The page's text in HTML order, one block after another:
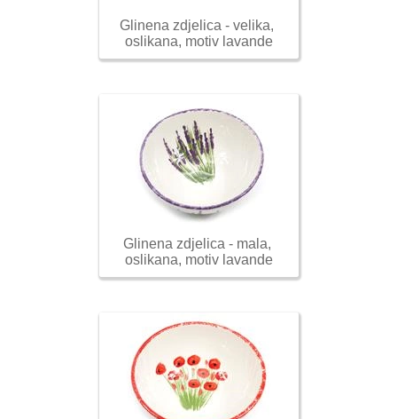
Glinena zdjelica - velika,
oslikana, motiv lavande
Glinena zdjelica - mala,
oslikana, motiv lavande